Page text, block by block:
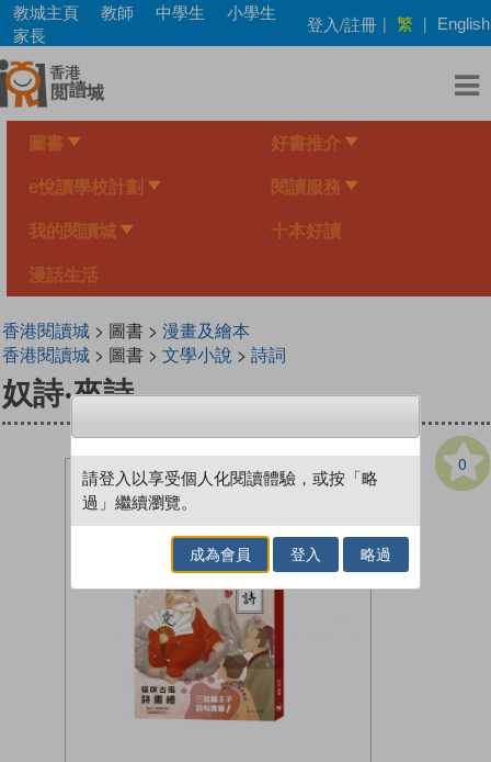
Skip
main
content
教城主頁 教師 中學生
小學生
家長
登入/註冊 | 繁 | English
圖書 好書推介
e悅讀學校計劃 閱讀服務
我的閱讀城 十本好讀
漫話生活
香港閱讀城> 圖書 > 漫畫及繪本
香港閱讀城> 圖書 > 文學小說 > 詩詞
奴詩‧來詩
0
請登入以享受個人化閱讀體驗，或按「略
過」繼續瀏覽。
成為會員 登入 略過